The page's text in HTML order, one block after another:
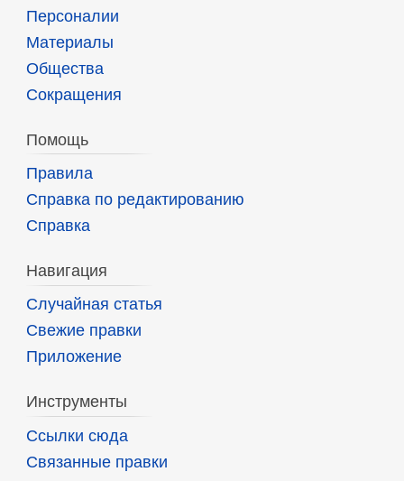
Персоналии
Материалы
Общества
Сокращения
Помощь
Правила
Справка по редактированию
Справка
Навигация
Случайная статья
Свежие правки
Приложение
Инструменты
Ссылки сюда
Связанные правки